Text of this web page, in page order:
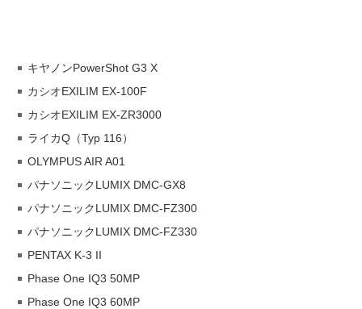
キヤノンPowerShot G3 X
カシオEXILIM EX-100F
カシオEXILIM EX-ZR3000
ライカQ（Typ 116）
OLYMPUS AIR A01
パナソニックLUMIX DMC-GX8
パナソニックLUMIX DMC-FZ300
パナソニックLUMIX DMC-FZ330
PENTAX K-3 II
Phase One IQ3 50MP
Phase One IQ3 60MP